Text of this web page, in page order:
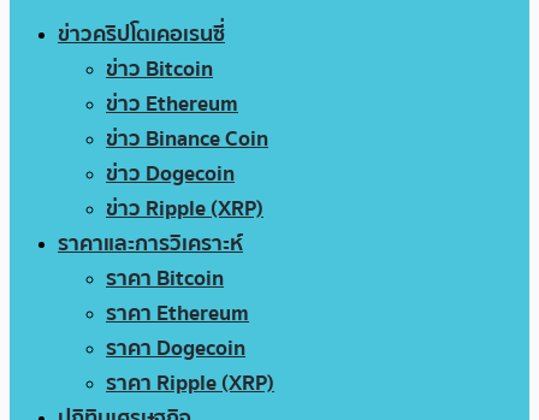
ข่าวคริปโตเคอเรนซี่
ข่าว Bitcoin
ข่าว Ethereum
ข่าว Binance Coin
ข่าว Dogecoin
ข่าว Ripple (XRP)
ราคาและการวิเคราะห์
ราคา Bitcoin
ราคา Ethereum
ราคา Dogecoin
ราคา Ripple (XRP)